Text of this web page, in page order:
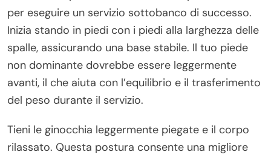
per eseguire un servizio sottobanco di successo.
Inizia stando in piedi con i piedi alla larghezza delle
spalle, assicurando una base stabile. Il tuo piede
non dominante dovrebbe essere leggermente
avanti, il che aiuta con l’equilibrio e il trasferimento
del peso durante il servizio.
Tieni le ginocchia leggermente piegate e il corpo
rilassato. Questa postura consente una migliore